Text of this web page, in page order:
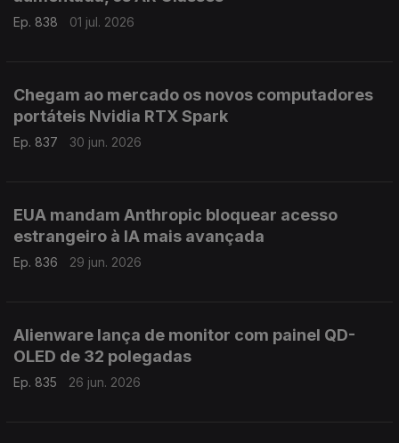
Ep. 838 01 jul. 2026
Chegam ao mercado os novos computadores
portáteis Nvidia RTX Spark
Ep. 837 30 jun. 2026
EUA mandam Anthropic bloquear acesso
estrangeiro à IA mais avançada
Ep. 836 29 jun. 2026
Alienware lança de monitor com painel QD-
OLED de 32 polegadas
Ep. 835 26 jun. 2026